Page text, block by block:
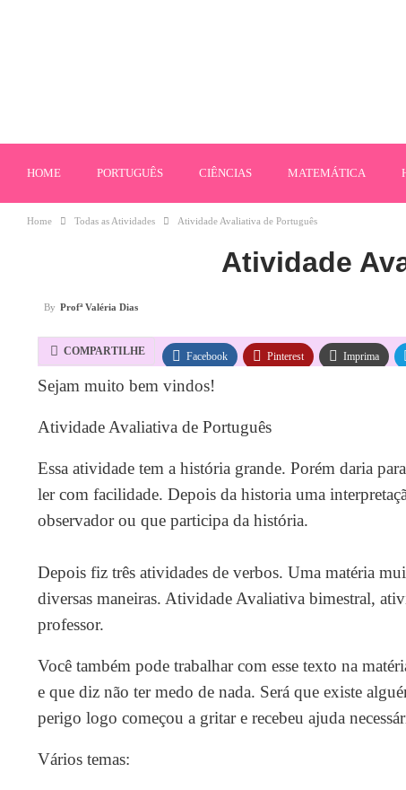
HOME PORTUGUÊS CIÊNCIAS MATEMÁTICA
Home Todas as Atividades Atividade Avaliativa de Português
Atividade
By Profª Valéria Dias
COMPARTILHE Facebook Pinterest Imprima
Sejam muito bem vindos!
Atividade Avaliativa de Português
Essa atividade tem a história grande. Porém daria
ler com facilidade. Depois da historia uma
observador ou que participa da história.
Depois fiz três atividades de verbos. Uma matéria
diversas maneiras. Atividade Avaliativa bimestral,
professor.
Você também pode trabalhar com esse texto na
e que diz não ter medo de nada. Será que existe
perigo logo começou a gritar e recebeu ajuda
Vários temas: